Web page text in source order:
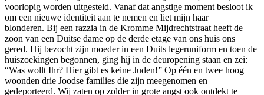
voorlopig worden uitgesteld. Vanaf dat angstige moment besloot ik
om een nieuwe identiteit aan te nemen en liet mijn haar
blonderen. Bij een razzia in de Kromme Mijdrechtstraat heeft de
zoon van een Duitse dame op de derde etage van ons huis ons
gered. Hij bezocht zijn moeder in een Duits legeruniform en toen de
huiszoekingen begonnen, ging hij in de deuropening staan en zei:
“Was wollt Ihr? Hier gibt es keine Juden!” Op één en twee hoog
woonden drie Joodse families die zijn meegenomen en
gedeporteerd. Wij zaten op zolder in grote angst ook ontdekt te